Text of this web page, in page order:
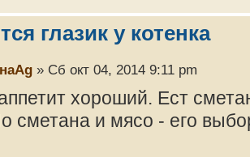
глазик у котенка
» Сб окт 04, 2014 9:11 pm
хороший. Ест
сметана и мясо - его